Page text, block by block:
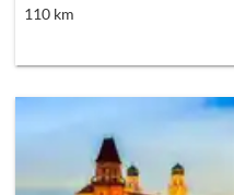
110km